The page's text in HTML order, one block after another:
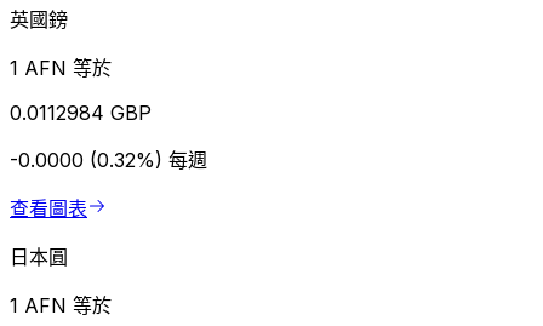
英國鎊
1 AFN 等於
0.0112984 GBP
-0.0000 (0.32%) 每週
查看圖表
日本圓
1 AFN 等於